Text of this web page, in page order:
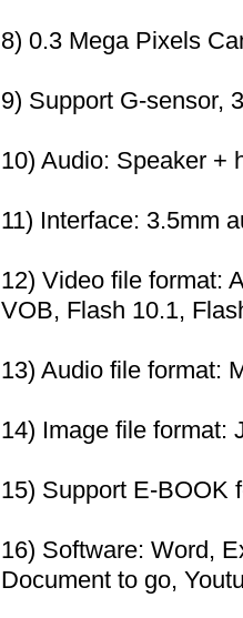
8) 0.3 Mega Pixels
9) Support G-sensor,
10) Audio: Speaker +
11) Interface: 3.5mm
12) Video file format:
VOB, Flash 10.1,
13) Audio file format:
14) Image file format:
15) Support E-BOOK
16) Software: Word,
Document to go,